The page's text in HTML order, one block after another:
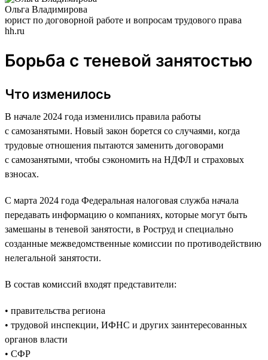
Ольга Владимирова
юрист по договорной работе и вопросам трудового права
hh.ru
Борьба с теневой занятостью
Что изменилось
В начале 2024 года изменились правила работы
с самозанятыми. Новый закон борется со случаями, когда
трудовые отношения пытаются заменить договорами
с самозанятыми, чтобы сэкономить на НДФЛ и страховых
взносах.
С марта 2024 года Федеральная налоговая служба начала
передавать информацию о компаниях, которые могут быть
замешаны в теневой занятости, в Роструд и специально
созданные межведомственные комиссии по противодействию
нелегальной занятости.
В состав комиссий входят представители:
• правительства региона
• трудовой инспекции, ИФНС и других заинтересованных
органов власти
• СФР